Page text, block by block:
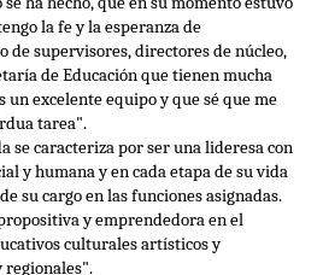
la fe y la esperanza de
de supervisores, directores de núcleo,
de Educación que tienen mucha
un excelente equipo y que sé que me
tarea".
se caracteriza por seruna lideresa con
y humana y en cada etapa de su vida
su cargo en las funciones asignadas.
y emprendedora en el
culturales artísticos y
regionales".